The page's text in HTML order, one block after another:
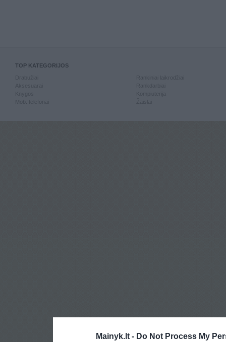
Mainyk.lt - Do Not Process My
TOP KATEGORIJOS
Knygos
Mob. telefonai
Kompiuterija
Žaislai